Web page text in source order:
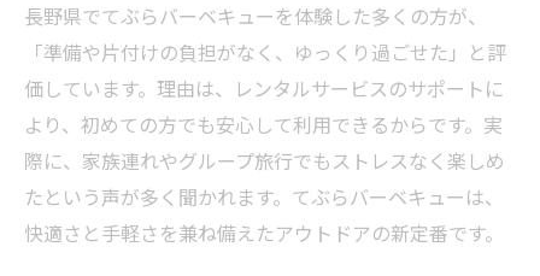
バーベキューセット宅配レンタルの便利な
ポイント
自宅用てぶらバーベキューサービスの選び
長野県でも使えるバーベキュー宅配レンタ
ルとは
長野県でてぶらバーベキューを体験した多くの方が、
「準備や片付けの負担がなく、ゆっくり過ごせた」と評
価しています。理由は、レンタルサービスのサポートに
より、初めての方でも安心して利用できるからです。実
際に、家族連れやグループ旅行でもストレスなく楽しめ
たという声が多く聞かれます。てぶらバーベキューは、
快適さと手軽さを兼ね備えたアウトドアの新定番です。